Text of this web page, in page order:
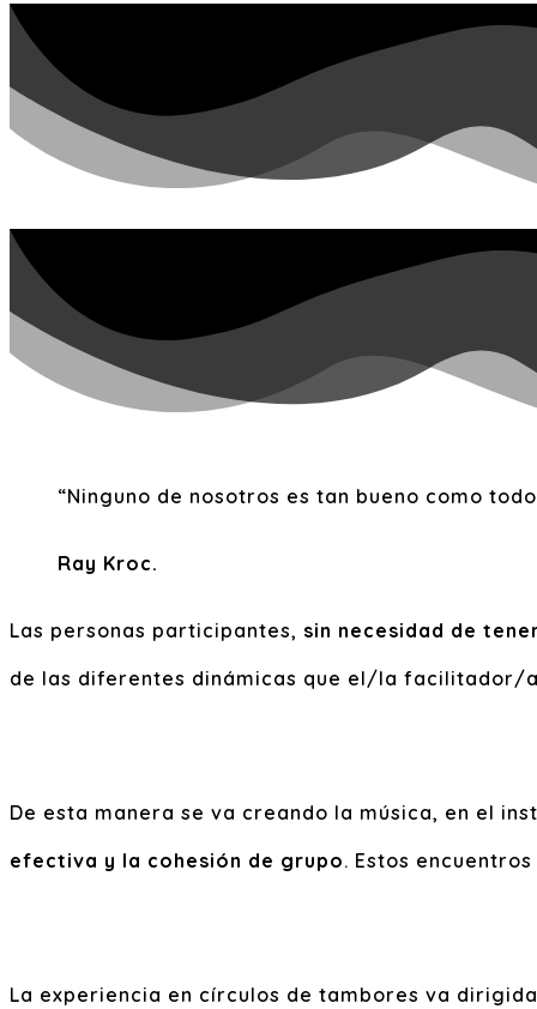
“Ninguno de nosotros es tan bueno como
Ray Kroc.
Las personas participantes, sin necesidad de
de las diferentes dinámicas que el/la facilitador/
De esta manera se va creando la música, en el
efectiva y la cohesión de grupo. Estos
La experiencia en círculos de tambores va